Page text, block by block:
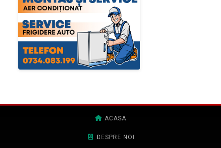
ACASA
DESPRE NOI